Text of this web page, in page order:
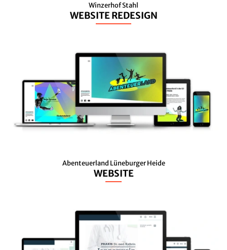
Winzerhof Stahl
WEBSITE REDESIGN
Abenteuerland Lüneburger Heide
WEBSITE